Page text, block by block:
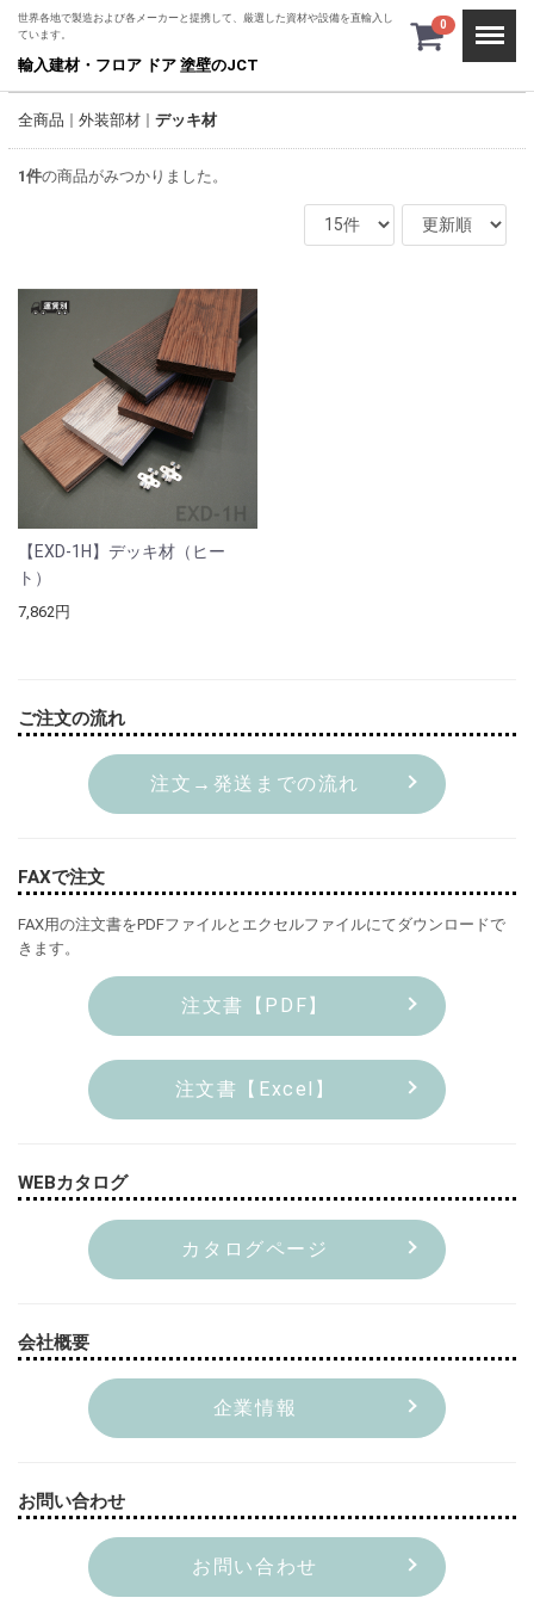
世界各地で製造および各メーカーと提携して、厳選した資材や設備を直輸入し
ています。
輸入建材・フロア ドア 塗壁のJCT
0
全商品 外装部材 デッキ材
1件の商品がみつかりました。
【EXD-1H】デッキ材（ヒー
ト）
7,862円
ご注文の流れ
注文→発送までの流れ
FAXで注文
FAX用の注文書をPDFファイルとエクセルファイルにてダウンロードで
きます。
注文書【PDF】
注文書【Excel】
WEBカタログ
カタログページ
会社概要
企業情報
お問い合わせ
お問い合わせ